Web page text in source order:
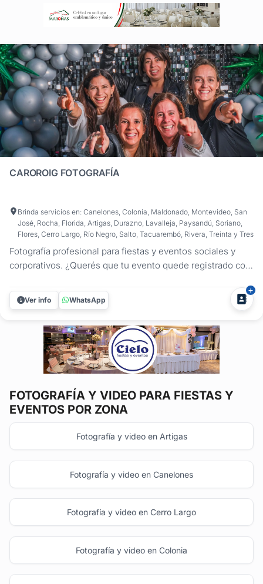
CAROROIG FOTOGRAFÍA
Brinda servicios en: Canelones, Colonia, Maldonado, Montevideo, San
José, Rocha, Florida, Artigas, Durazno, Lavalleja, Paysandú, Soriano,
Flores, Cerro Largo, Río Negro, Salto, Tacuarembó, Rivera, Treinta y Tres
Fotografía profesional para fiestas y eventos sociales y
corporativos. ¿Querés que tu evento quede registrado con
se vivió? En CaroRoig Fotografía me especializo en
fotografía de eventos en Uruguay, captando cada momento
Ver info WhatsApp
FOTOGRAFÍA Y VIDEO PARA FIESTAS Y
EVENTOS POR ZONA
Fotografía y video en Artigas
Fotografía y video en Canelones
Fotografía y video en Cerro Largo
Fotografía y video en Colonia